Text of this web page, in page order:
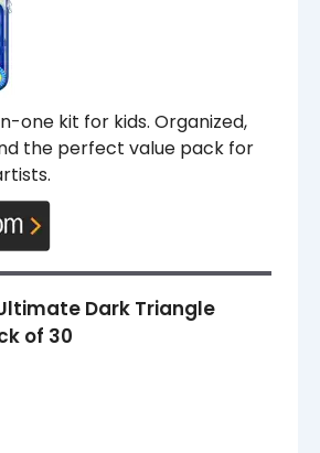
one kit for kids. Organized,
the perfect value pack for
Dark Triangle
of 30